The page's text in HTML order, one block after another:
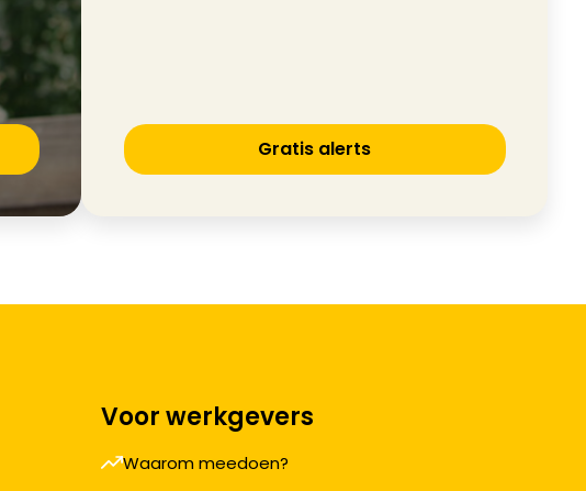
Gratis alerts
Voor werkgevers
Waarom meedoen?